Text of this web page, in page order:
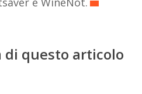
questo articolo